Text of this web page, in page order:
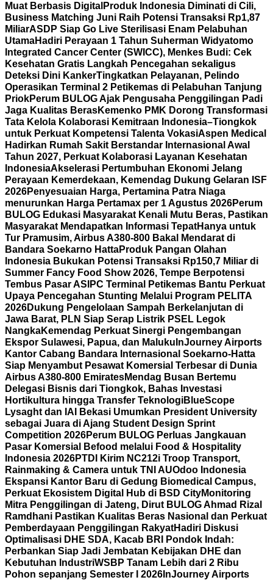
Muat Berbasis Digital Produk Indonesia Diminati di Cili,
Business Matching Juni Raih Potensi Transaksi Rp1,87
MiliarASDP Siap Go Live Sterilisasi Enam Pelabuhan
UtamaHadiri Perayaan 1 Tahun Suherman Widyatomo
Integrated Cancer Center (SWICC), Menkes Budi: Cek
Kesehatan Gratis Langkah Pencegahan sekaligus
Deteksi Dini KankerTingkatkan Pelayanan, Pelindo
Operasikan Terminal 2 Petikemas di Pelabuhan Tanjung
PriokPerum BULOG Ajak Pengusaha Penggilingan Padi
Jaga Kualitas BerasKemenko PMK Dorong Transformasi
Tata Kelola Kolaborasi Kemitraan Indonesia–Tiongkok
untuk Perkuat Kompetensi Talenta VokasiAspen Medical
Hadirkan Rumah Sakit Berstandar Internasional Awal
Tahun 2027, Perkuat Kolaborasi Layanan Kesehatan
IndonesiaAkselerasi Pertumbuhan Ekonomi Jelang
Perayaan Kemerdekaan, Kemendag Dukung Gelaran ISF
2026Penyesuaian Harga, Pertamina Patra Niaga
menurunkan Harga Pertamax per 1 Agustus 2026Perum
BULOG Edukasi Masyarakat Kenali Mutu Beras, Pastikan
Masyarakat Mendapatkan Informasi TepatHanya untuk
Tur Pramusim, Airbus A380-800 Bakal Mendarat di
Bandara Soekarno HattaProduk Pangan Olahan
Indonesia Bukukan Potensi Transaksi Rp150,7 Miliar di
Summer Fancy Food Show 2026, Tempe Berpotensi
Tembus Pasar AS IPC Terminal Petikemas Bantu Perkuat
Upaya Pencegahan Stunting Melalui Program PELITA
2026Dukung Pengelolaan Sampah Berkelanjutan di
Jawa Barat, PLN Siap Serap Listrik PSEL Legok
NangkaKemendag Perkuat Sinergi Pengembangan
Ekspor Sulawesi, Papua, dan Maluku InJourney Airports
Kantor Cabang Bandara Internasional Soekarno-Hatta
Siap Menyambut Pesawat Komersial Terbesar di Dunia
Airbus A380-800 EmiratesMendag Busan Bertemu
Delegasi Bisnis dari Tiongkok, Bahas Investasi
Hortikultura hingga Transfer TeknologiBlueScope
Lysaght dan IAI Bekasi Umumkan President University
sebagai Juara di Ajang Student Design Sprint
Competition 2026Perum BULOG Perluas Jangkauan
Pasar Komersial Befood melalui Food & Hospitality
Indonesia 2026PTDI Kirim NC212i Troop Transport,
Rainmaking & Camera untuk TNI AUOdoo Indonesia
Ekspansi Kantor Baru di Gedung Biomedical Campus,
Perkuat Ekosistem Digital Hub di BSD CityMonitoring
Mitra Penggilingan di Jateng, Dirut BULOG Ahmad Rizal
Ramdhani Pastikan Kualitas Beras Nasional dan Perkuat
Pemberdayaan Penggilingan RakyatHadiri Diskusi
Optimalisasi DHE SDA, Kacab BRI Pondok Indah:
Perbankan Siap Jadi Jembatan Kebijakan DHE dan
Kebutuhan IndustriWSBP Tanam Lebih dari 2 Ribu
Pohon sepanjang Semester I 2026 InJourney Airports